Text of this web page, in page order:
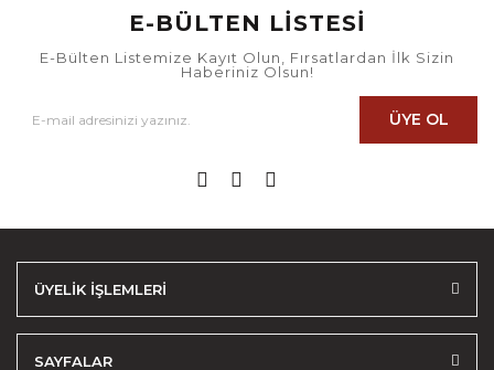
E-BÜLTEN LİSTESİ
E-Bülten Listemize Kayıt Olun, Fırsatlardan İlk Sizin
Haberiniz Olsun!
ÜYE OL
ÜYELİK İŞLEMLERİ
SAYFALAR